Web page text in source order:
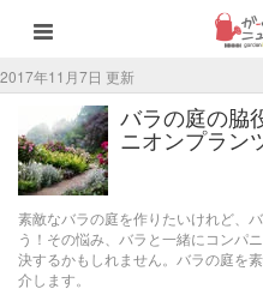
2017年11月7日 更新
バラの庭の脇
ニオンプラン
素敵なバラの庭を作りたいけれど、
う！その悩み、バラと一緒にコンパ
決するかもしれません。バラの庭を
介します。